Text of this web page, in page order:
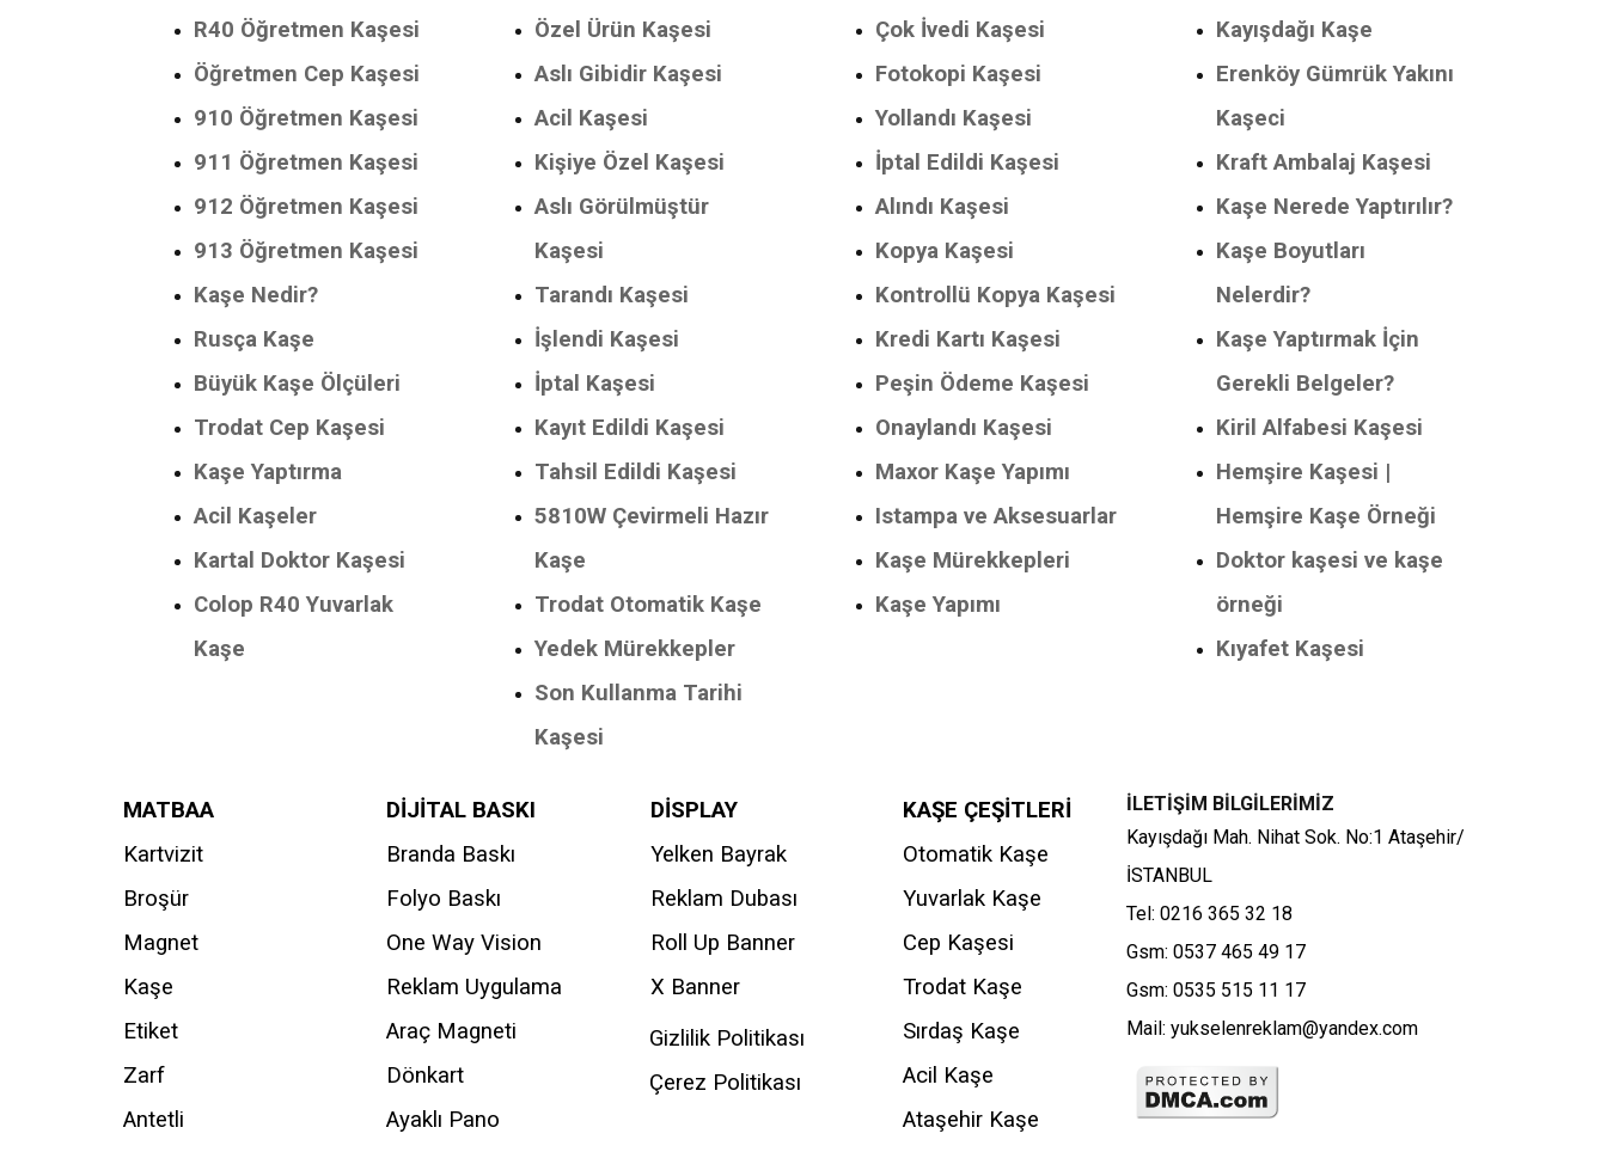
R40 Öğretmen Kaşesi
Öğretmen Cep Kaşesi
910 Öğretmen Kaşesi
911 Öğretmen Kaşesi
912 Öğretmen Kaşesi
913 Öğretmen Kaşesi
Kaşe Nedir?
Rusça Kaşe
Büyük Kaşe Ölçüleri
Trodat Cep Kaşesi
Kaşe Yaptırma
Acil Kaşeler
Kartal Doktor Kaşesi
Colop R40 Yuvarlak
Kaşe
Özel Ürün Kaşesi
Aslı Gibidir Kaşesi
Acil Kaşesi
Kişiye Özel Kaşesi
Aslı Görülmüştür
Kaşesi
Tarandı Kaşesi
İşlendi Kaşesi
İptal Kaşesi
Kayıt Edildi Kaşesi
Tahsil Edildi Kaşesi
5810W Çevirmeli Hazır
Kaşe
Trodat Otomatik Kaşe
Yedek Mürekkepler
Son Kullanma Tarihi
Kaşesi
Çok İvedi Kaşesi
Fotokopi Kaşesi
Yollandı Kaşesi
İptal Edildi Kaşesi
Alındı Kaşesi
Kopya Kaşesi
Kontrollü Kopya Kaşesi
Kredi Kartı Kaşesi
Peşin Ödeme Kaşesi
Onaylandı Kaşesi
Maxor Kaşe Yapımı
Istampa ve Aksesuarlar
Kaşe Mürekkepleri
Kaşe Yapımı
Kayışdağı Kaşe
Erenköy Gümrük Yakını
Kaşeci
Kraft Ambalaj Kaşesi
Kaşe Nerede Yaptırılır?
Kaşe Boyutları
Nelerdir?
Kaşe Yaptırmak İçin
Gerekli Belgeler?
Kiril Alfabesi Kaşesi
Hemşire Kaşesi |
Hemşire Kaşe Örneği
Doktor kaşesi ve kaşe
örneği
Kıyafet Kaşesi
MATBAA
Kartvizit
Broşür
Magnet
Kaşe
Etiket
Zarf
Antetli
DİJİTAL BASKI
Branda Baskı
Folyo Baskı
One Way Vision
Reklam Uygulama
Araç Magneti
Dönkart
Ayaklı Pano
DİSPLAY
Yelken Bayrak
Reklam Dubası
Roll Up Banner
X Banner
KAŞE ÇEŞİTLERİ
Otomatik Kaşe
Yuvarlak Kaşe
Cep Kaşesi
Trodat Kaşe
Sırdaş Kaşe
Acil Kaşe
Ataşehir Kaşe
İLETİŞİM BİLGİLERİMİZ
Kayışdağı Mah. Nihat Sok. No:1 Ataşehir/
İSTANBUL
Tel: 0216 365 32 18
Gsm: 0537 465 49 17
Gsm: 0535 515 11 17
Mail: yukselenreklam@yandex.com
Gizlilik Politikası
Çerez Politikası